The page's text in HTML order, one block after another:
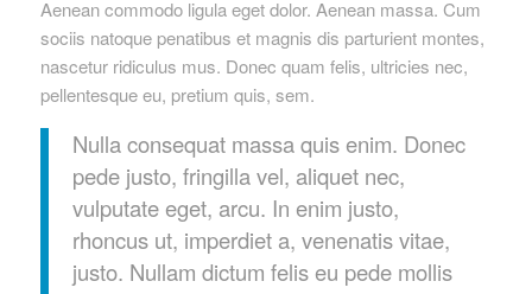
Aenean commodo ligula eget dolor. Aenean massa. Cum
sociis natoque penatibus et magnis dis parturient montes,
nascetur ridiculus mus. Donec quam felis, ultricies nec,
pellentesque eu, pretium quis, sem.
Nulla consequat massa quis enim. Donec
pede justo, fringilla vel, aliquet nec,
vulputate eget, arcu. In enim justo,
rhoncus ut, imperdiet a, venenatis vitae,
justo. Nullam dictum felis eu pede mollis